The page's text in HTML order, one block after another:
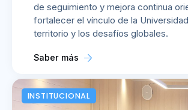
de seguimiento y mejora continua
fortalecer el vínculo de la
territorio y los desafíos globales.
Saber más
INSTITUCIONAL